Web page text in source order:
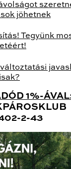
jöhetnek
Tegyünk
1%-
2-43